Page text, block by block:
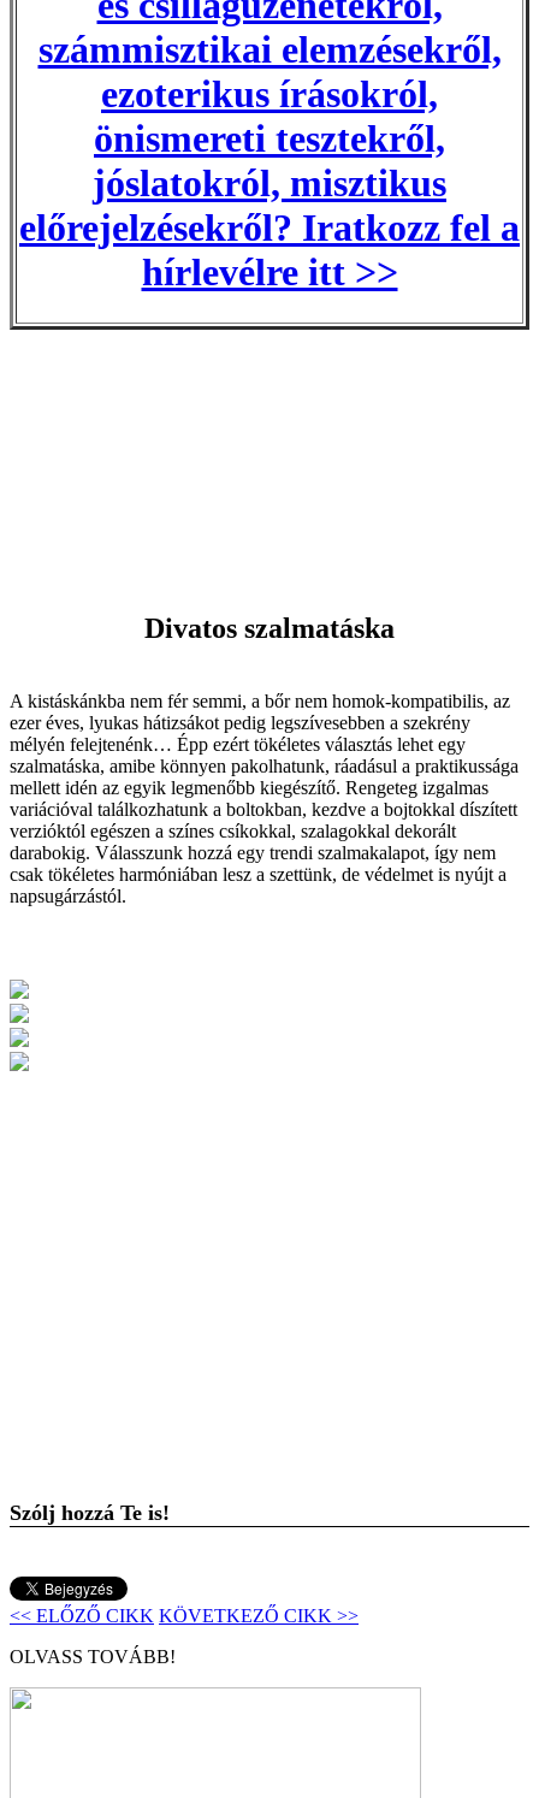
számmisztikai elemzésekről,
ezoterikus írásokról,
önismereti tesztekről,
jóslatokról, misztikus
előrejelzésekről? Iratkozz fel a
hírlevélre itt >>
Divatos szalmatáska
A kistáskánkba nem fér semmi, a bőr nem homok-kompatibilis, az
ezer éves, lyukas hátizsákot pedig legszívesebben a szekrény
mélyén felejtenénk… Épp ezért tökéletes választás lehet egy
szalmatáska, amibe könnyen pakolhatunk, ráadásul a praktikussága
mellett idén az egyik legmenőbb kiegészítő. Rengeteg izgalmas
variációval találkozhatunk a boltokban, kezdve a bojtokkal díszített
verzióktól egészen a színes csíkokkal, szalagokkal dekorált
darabokig. Válasszunk hozzá egy trendi szalmakalapot, így nem
csak tökéletes harmóniában lesz a szettünk, de védelmet is nyújt a
napsugárzástól.
Szólj hozzá Te is!
<< ELŐZŐ CIKK KÖVETKEZŐ CIKK >>
OLVASS TOVÁBB!